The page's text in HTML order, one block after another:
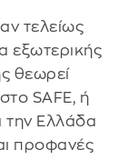
τελείως
εξωτερικής
θεωρεί
SAFE, ή
την Ελλάδα
προφανές